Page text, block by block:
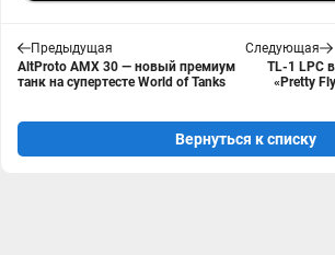
Предыдущая
AltProto AMX 30 — новый премиум
танк на супертесте World of Tanks
Следующая
TL-1 LPC
«Pretty
Вернуться к списку